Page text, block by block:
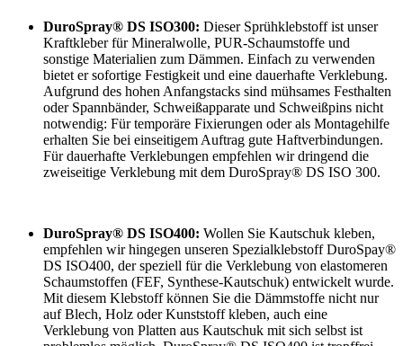
DuroSpray® DS ISO300: Dieser Sprühklebstoff ist unser
Kraftkleber für Mineralwolle, PUR-Schaumstoffe und
sonstige Materialien zum Dämmen. Einfach zu verwenden
bietet er sofortige Festigkeit und eine dauerhafte Verklebung.
Aufgrund des hohen Anfangstacks sind mühsames Festhalten
oder Spannbänder, Schweißapparate und Schweißpins nicht
notwendig: Für temporäre Fixierungen oder als Montagehilfe
erhalten Sie bei einseitigem Auftrag gute Haftverbindungen.
Für dauerhafte Verklebungen empfehlen wir dringend die
zweiseitige Verklebung mit dem DuroSpray® DS ISO 300.
DuroSpray® DS ISO400: Wollen Sie Kautschuk kleben,
empfehlen wir hingegen unseren Spezialklebstoff DuroSpay®
DS ISO400, der speziell für die Verklebung von elastomeren
Schaumstoffen (FEF, Synthese-Kautschuk) entwickelt wurde.
Mit diesem Klebstoff können Sie die Dämmstoffe nicht nur
auf Blech, Holz oder Kunststoff kleben, auch eine
Verklebung von Platten aus Kautschuk mit sich selbst ist